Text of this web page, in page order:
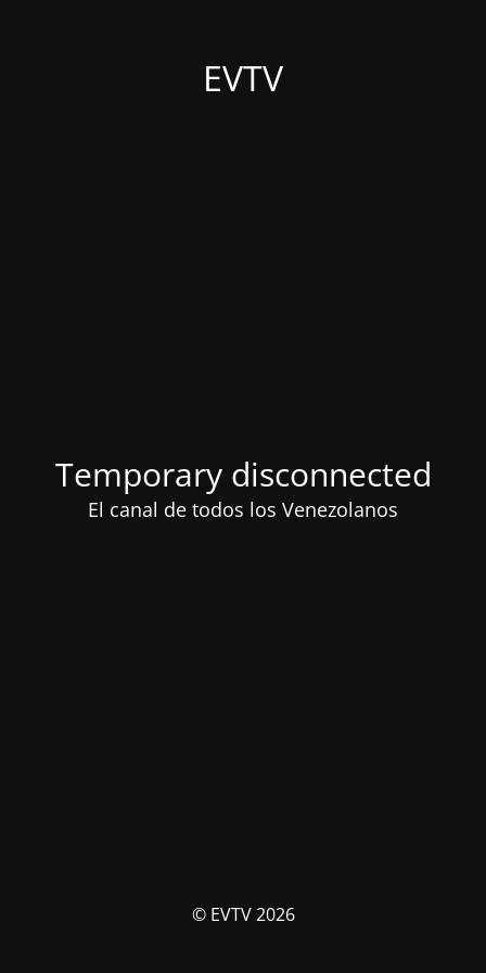
EVTV
Temporary disconnected
El canal de todos los Venezolanos
© EVTV 2026